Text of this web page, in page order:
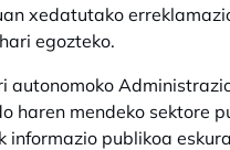
xedatutako
egozteko.
autonomoko
haren mendeko sektore
informazio publikoa